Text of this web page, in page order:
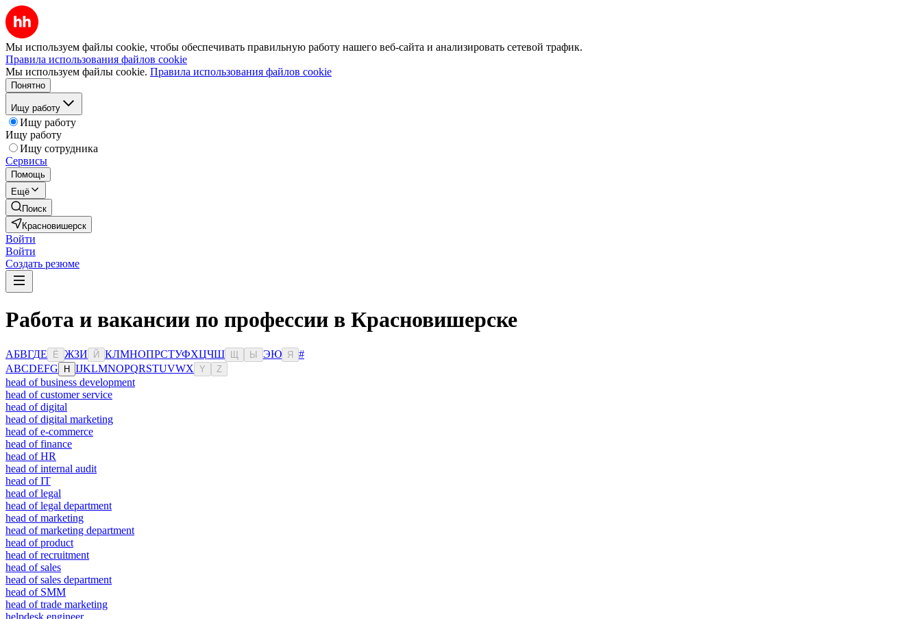
Мы используем файлы cookie, чтобы обеспечивать правильную работу нашего веб-сайта и анализировать сетевой трафик.
Правила использования файлов cookie
Мы используем файлы cookie. Правила использования файлов cookie
Понятно
Ищу работу
Ищу работу
Ищу работу
Ищу сотрудника
Сервисы
Помощь
Ещё
Поиск
Красновишерск
Войти
Войти
Создать резюме
Работа и вакансии по профессии в Красновишерске
АБВГДЕ Ё ЖЗИ Й КЛМНОПРСТУФХЦЧШ Ы ЭЮ Я
#
ABCDEFG H IJKLMNOPQRSTUVWX Y Z
head of business development
head of customer service
head of digital
head of digital marketing
head of e-commerce
head of finance
head of HR
head of internal audit
head of IT
head of legal
head of legal department
head of marketing
head of marketing department
head of product
head of recruitment
head of sales
head of sales department
head of SMM
head of trade marketing
helpdesk engineer